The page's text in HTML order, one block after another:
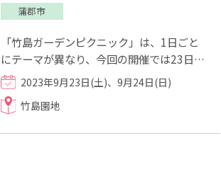
蒲郡市
「竹島ガーデンピクニック」は、1日ごと
にテーマが異なり、今回の開催では23日
(土)のテーマが "南国" の「アイランド」、
24日(日)はわんちゃんが主...
2023年9月23日(土)、9月24日(日)
竹島園地